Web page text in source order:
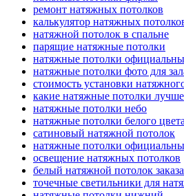
ремонт натяжных потолков
калькулятор натяжных
натяжной потолок в спальне
парящие натяжные потолки
натяжные потолки
натяжные потолки фото для
стоимость установки
какие натяжные потолки лучше
натяжные потолки небо
натяжные потолки белого цвета
сатиновый натяжной потолок
натяжные потолки
освещение натяжных потолков
белый натяжной потолок
точечные светильники для